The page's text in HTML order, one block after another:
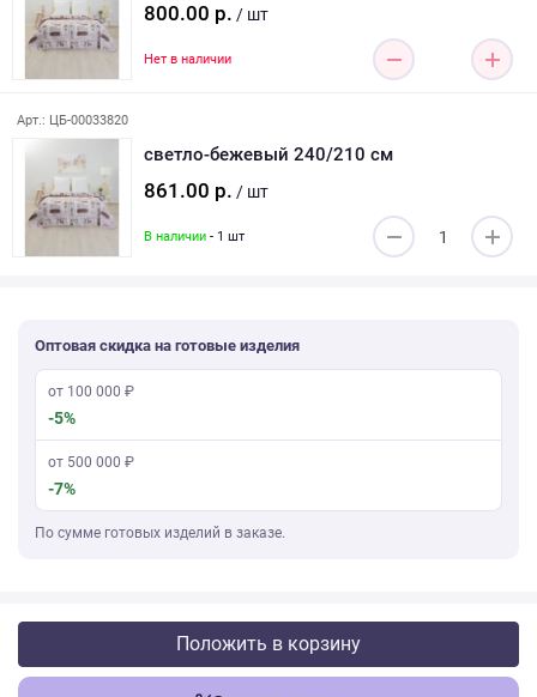
800.00 р. / шт
Нет в наличии
Арт.: ЦБ-00033820
светло-бежевый 240/210 см
861.00 р. / шт
В наличии - 1 шт
Оптовая скидка на готовые изделия
от 100 000 ₽
-5%
от 500 000 ₽
-7%
По сумме готовых изделий в заказе.
Положить в корзину